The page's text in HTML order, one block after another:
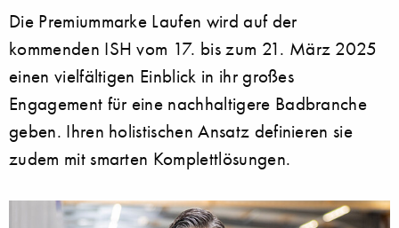
Die Premiummarke Laufen wird auf der
kommenden ISH vom 17. bis zum 21. März 2025
einen vielfältigen Einblick in ihr großes
Engagement für eine nachhaltigere Badbranche
geben. Ihren holistischen Ansatz definieren sie
zudem mit smarten Komplettlösungen.